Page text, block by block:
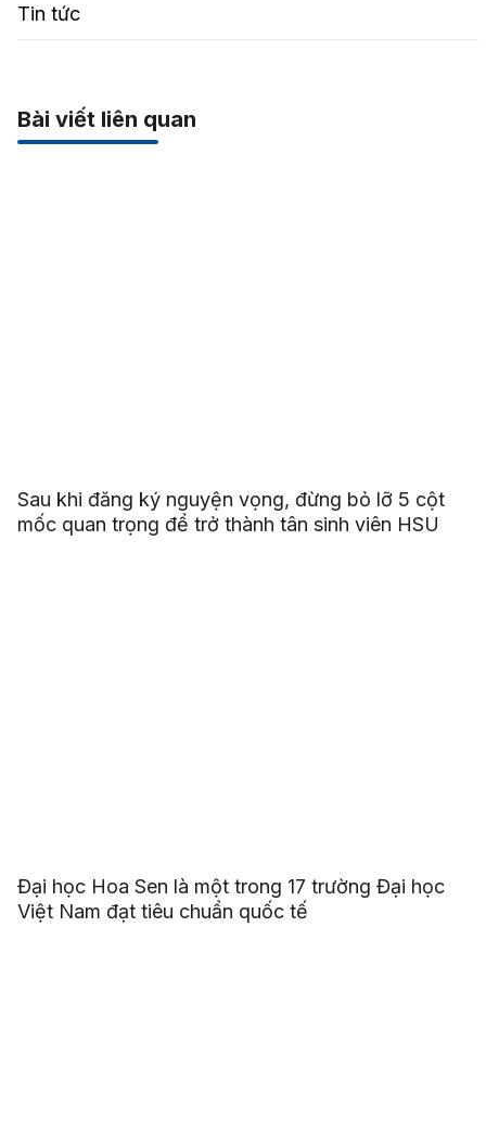
Tin tức
Bài viết liên quan
Sau khi đăng ký nguyện vọng, đừng bỏ lỡ 5 cột
mốc quan trọng để trở thành tân sinh viên HSU
Đại học Hoa Sen là một trong 17 trường Đại học
Việt Nam đạt tiêu chuẩn quốc tế